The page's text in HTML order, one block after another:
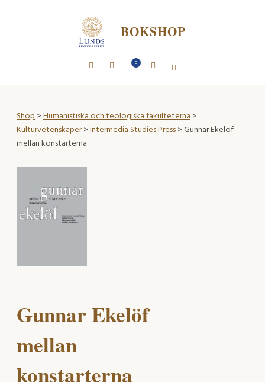
BOKSHOP
0
Shop>Humanistiska och teologiska fakulteterna>
Kulturvetenskaper>Intermedia Studies Press> Gunnar Ekelöf
mellan konstarterna
Gunnar Ekelöf
mellan
konstarterna